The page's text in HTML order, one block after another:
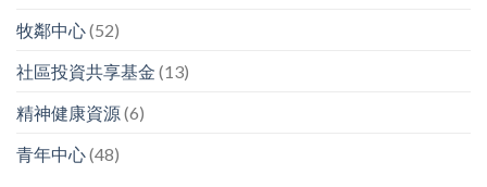
牧鄰中心(52)
社區投資共享基金 (13)
精神健康資源(6)
青年中心(48)